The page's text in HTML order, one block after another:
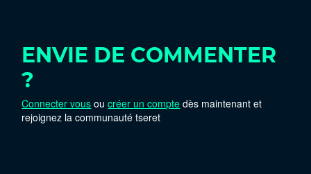
ENVIE DE COMMENTER
?
Connecter vous oucréer un compte dès maintenant et
rejoignez la communauté tseret